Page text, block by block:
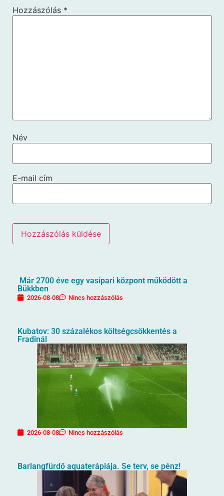
Hozzászólás *
Név
E-mail cím
Már 2700 éve egy vasipari központ működött a
Bükkben
2026-08-08 Nincs hozzászólás
Kubatov: 30 százalékos költségcsökkentés a
Fradinál
2026-08-08 Nincs hozzászólás
Barlangfürdő aquaterápiája. Se terv, se pénz!